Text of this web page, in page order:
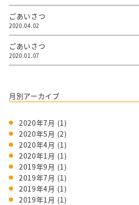
ごあいさつ
2020.04.02
ごあいさつ
2020.01.07
月別アーカイブ
2020年7月 (1)
2020年5月 (2)
2020年4月 (1)
2020年1月 (1)
2019年9月 (1)
2019年7月 (1)
2019年4月 (1)
2019年1月 (1)